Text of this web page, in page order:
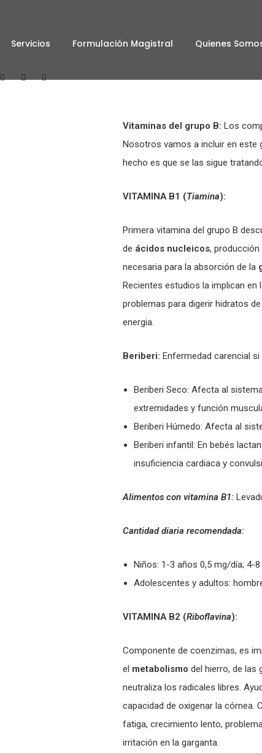
Servicios Formulación Magistral Quienes
Vitaminas del grupo B: Los
Nosotros vamos a incluir en este
hecho es que se las sigue
VITAMINA B1 (Tiamina):
Primera vitamina del grupo B
de ácidos nucleicos, producción
necesaria para la absorción de la
Recientes estudios la implican
problemas para digerir hidratos
energia.
Beriberi: Enfermedad carencial
Beriberi Seco: Afecta al
extremidades y función
Beriberi Húmedo: Afecta al
Beriberi infantil: En bebés
insuficiencia cardiaca y
Alimentos con vitamina B1:
Cantidad diaria recomendada:
Niños: 1-3 años 0,5 mg/día; 4-
Adolescentes y adultos:
VITAMINA B2 (Riboflavina):
Componente de coenzimas, es
el metabolismo del hierro, de las
neutraliza los radicales libres.
capacidad de oxigenar la córnea.
fatiga, crecimiento lento,
irritación en la garganta.